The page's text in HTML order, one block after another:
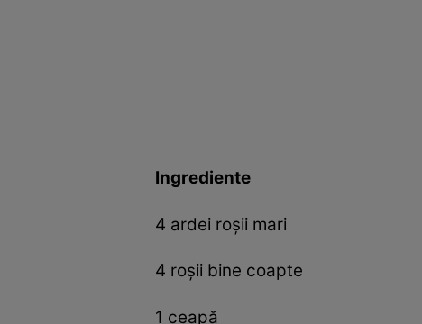
Ingrediente
4 ardei roșii mari
4 roșii bine coapte
1 ceapă